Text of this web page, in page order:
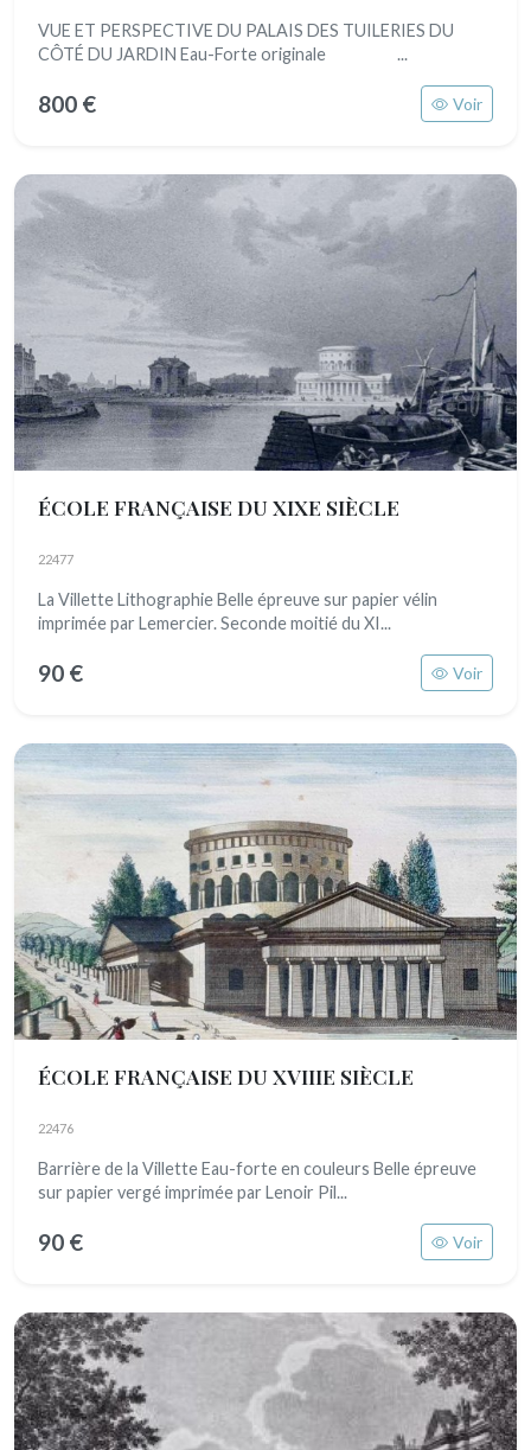
VUE ET PERSPECTIVE DU PALAIS DES TUILERIES DU
CÔTÉ DU JARDIN Eau-Forte originale ...
800 € Voir
ÉCOLE FRANÇAISE DU XIXE SIÈCLE
22477
La Villette Lithographie Belle épreuve sur papier vélin
imprimée par Lemercier. Seconde moitié du XI...
90 € Voir
ÉCOLE FRANÇAISE DU XVIIIE SIÈCLE
22476
Barrière de la Villette Eau-forte en couleurs Belle épreuve
sur papier vergé imprimée par Lenoir Pil...
90 € Voir